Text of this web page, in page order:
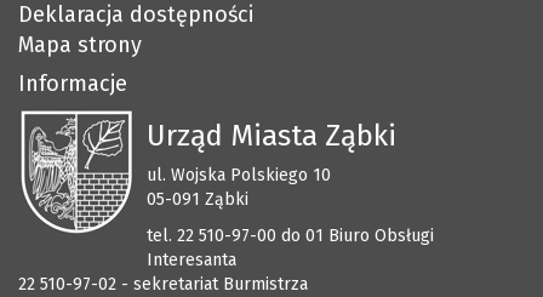
Deklaracja dostępności
Mapa strony
Informacje
Urząd Miasta Ząbki
ul. Wojska Polskiego 10
05-091 Ząbki
tel. 22 510-97-00 do 01 Biuro Obsługi
Interesanta
22 510-97-02 - sekretariat Burmistrza